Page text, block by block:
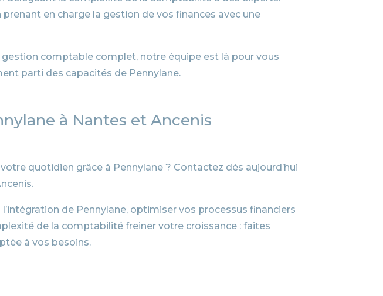
en charge la gestion de vos finances avec une
gestion comptable complet, notre équipe est là pour vous
parti des capacités de Pennylane.
à Nantes et Ancenis
quotidien grâce à Pennylane ? Contactez dès aujourd’hui
de Pennylane, optimiser vos processus financiers
de la comptabilité freiner votre croissance : faites
à vos besoins.